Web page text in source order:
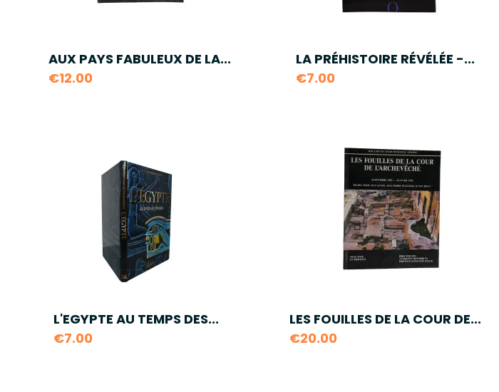
AUX PAYS FABULEUX DE LA...
€12.00
LA PRÉHISTOIRE RÉVÉLÉE -...
€7.00
L'EGYPTE AU TEMPS DES...
€7.00
LES FOUILLES DE LA COUR DE...
€20.00